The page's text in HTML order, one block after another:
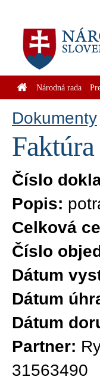
Národná rada
Dokumenty
Číslo
Popis:
Celková
Číslo
Dátum
Dátum
Dátum
Partner:
31563490